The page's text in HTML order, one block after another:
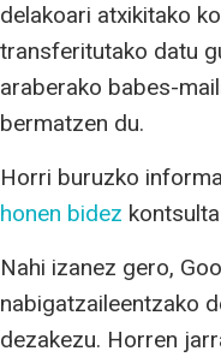
delakoari atxikitako
transferitutako datu
araberako babes-
bermatzen du.
Horri buruzko
honen bidez
Nahi izanez gero,
nabigatzaileentzako
dezakezu. Horren